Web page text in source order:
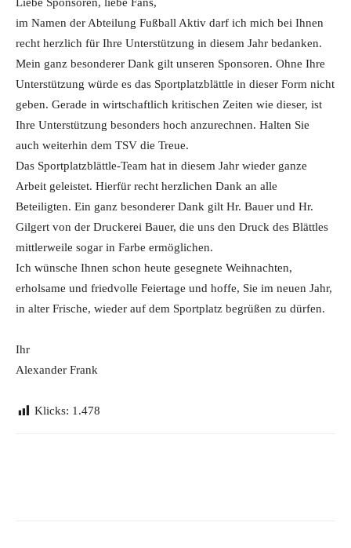
im Namen der Abteilung Fußball Aktiv darf ich mich bei Ihnen
recht herzlich für Ihre Unterstützung in diesem Jahr bedanken.
Mein ganz besonderer Dank gilt unseren Sponsoren. Ohne Ihre
Unterstützung würde es das Sportplatzblättle in dieser Form nicht
geben. Gerade in wirtschaftlich kritischen Zeiten wie dieser, ist
Ihre Unterstützung besonders hoch anzurechnen. Halten Sie
auch weiterhin dem TSV die Treue.
Das Sportplatzblättle-Team hat in diesem Jahr wieder ganze
Arbeit geleistet. Hierfür recht herzlichen Dank an alle
Beteiligten. Ein ganz besonderer Dank gilt Hr. Bauer und Hr.
Gilgert von der Druckerei Bauer, die uns den Druck des Blättles
mittlerweile sogar in Farbe ermöglichen.
Ich wünsche Ihnen schon heute gesegnete Weihnachten,
erholsame und friedvolle Feiertage und hoffe, Sie im neuen Jahr,
in alter Frische, wieder auf dem Sportplatz begrüßen zu dürfen.
Ihr
Alexander Frank
Klicks: 1.478